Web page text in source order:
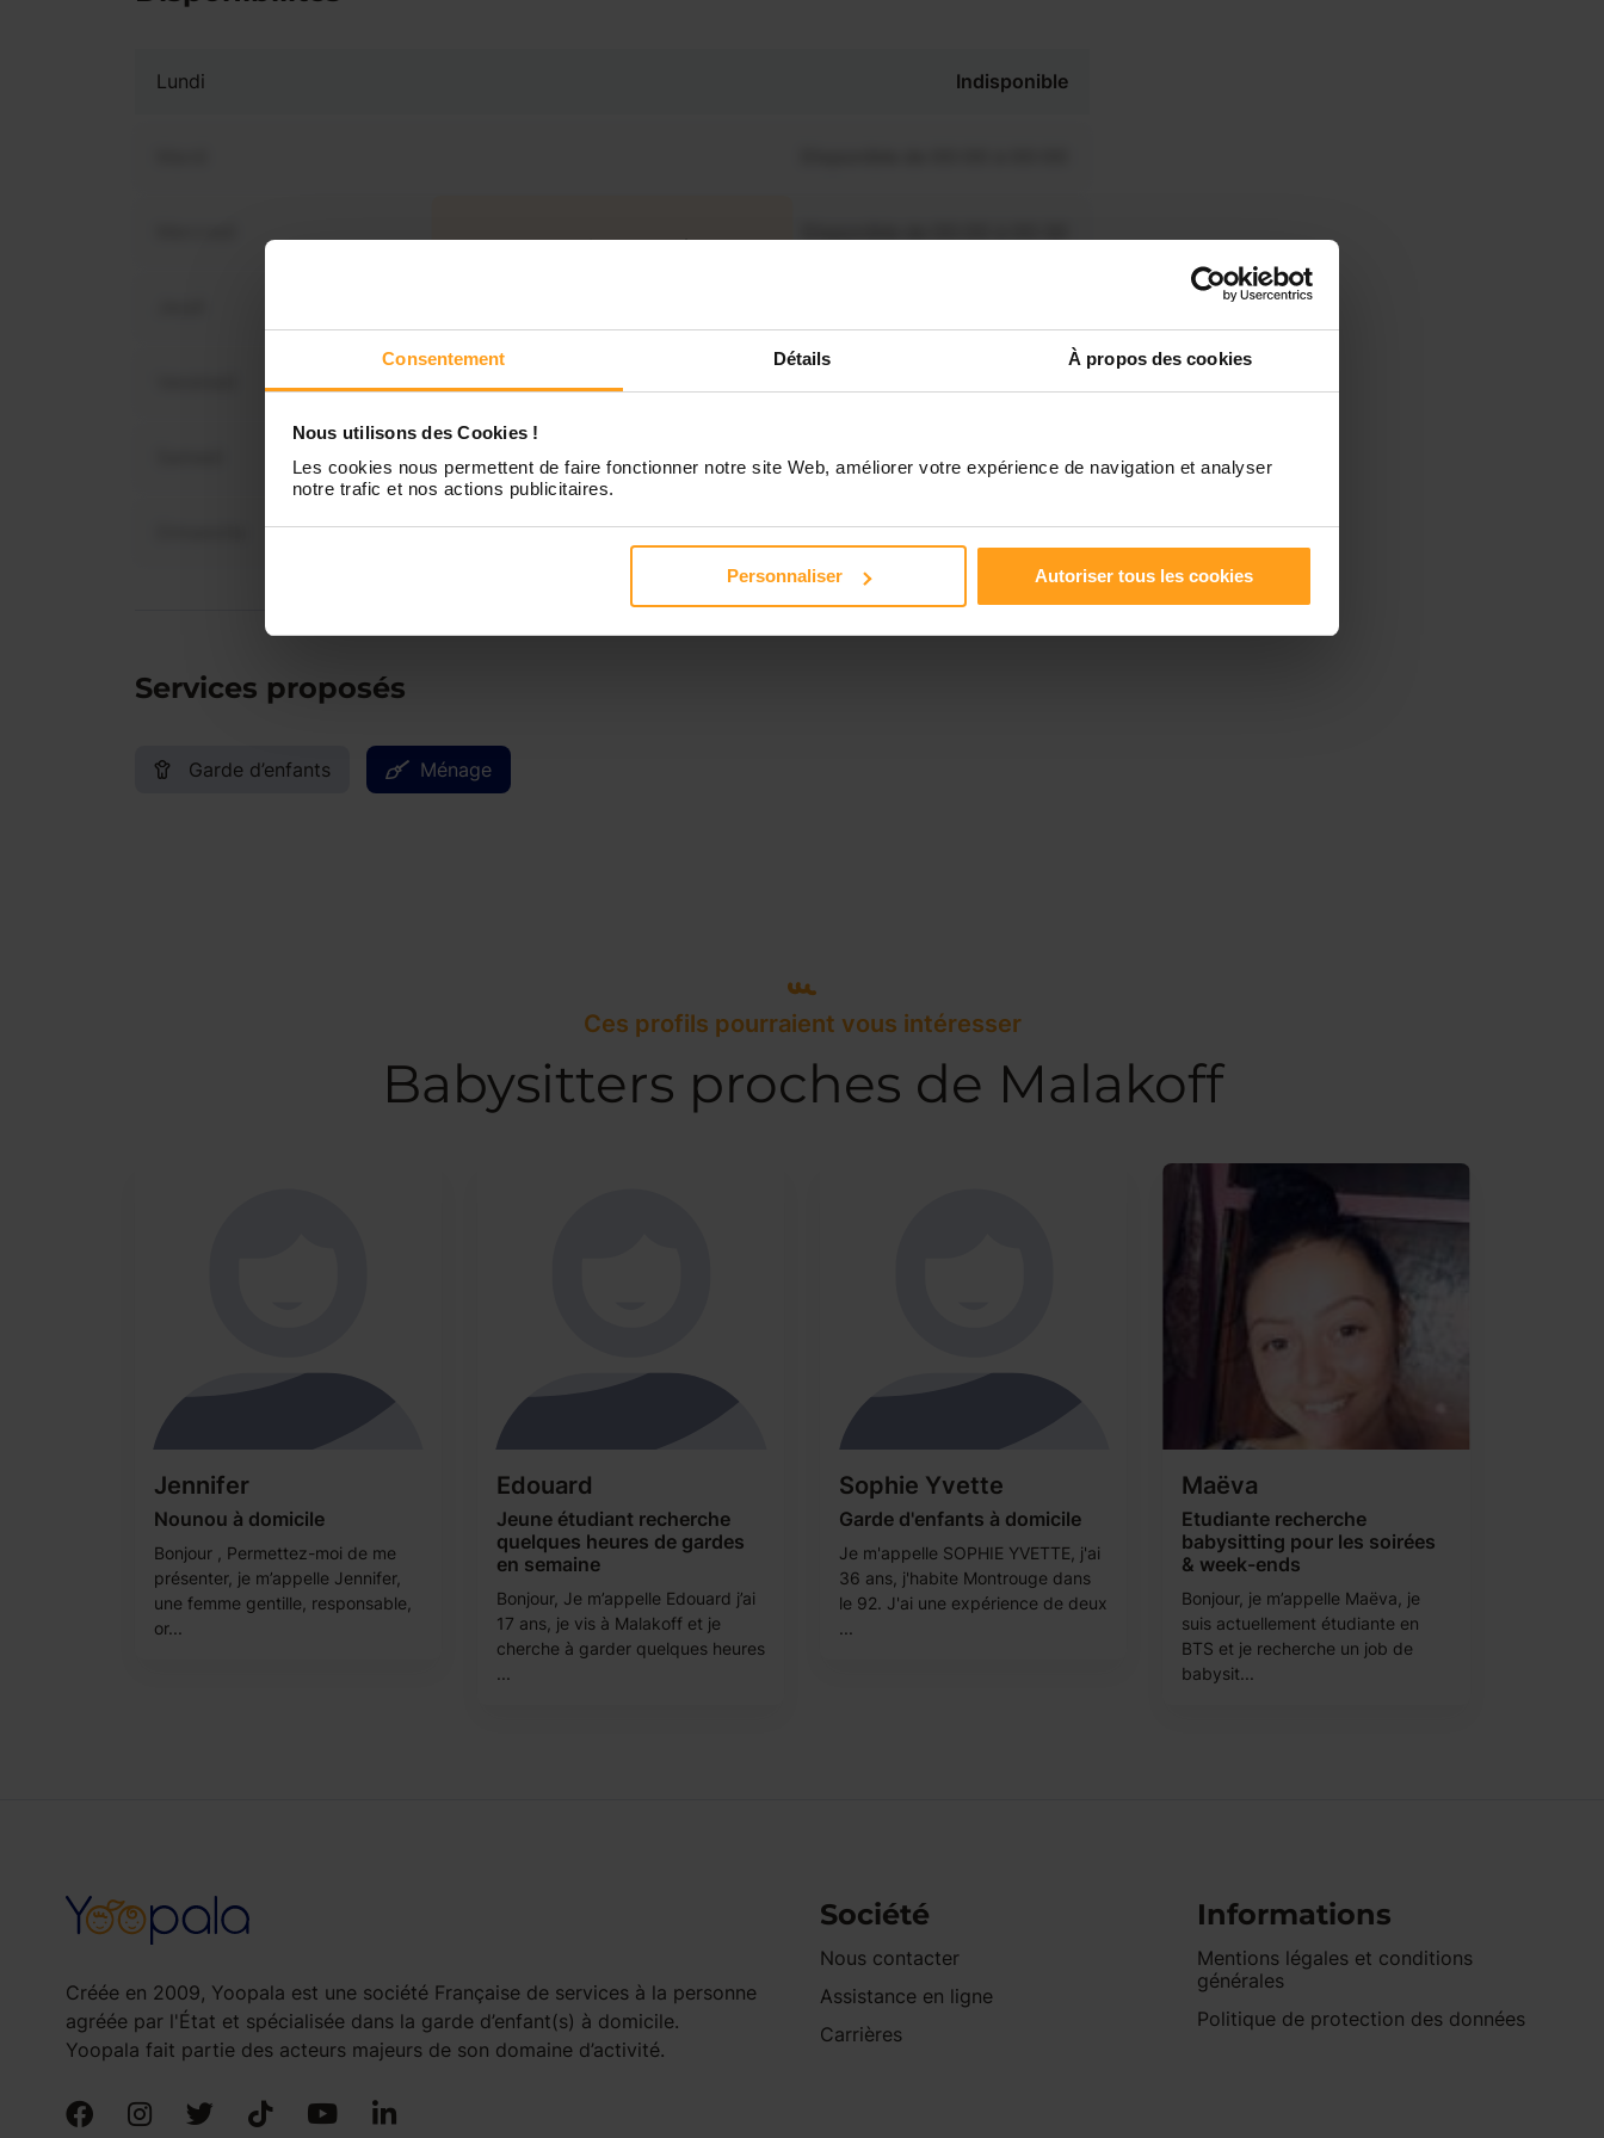
Consentement Détails À propos des cookies
Nous utilisons des Cookies !
Les cookies nous permettent de faire fonctionner notre site Web, améliorer votre expérience de navigation et analyser
notre trafic et nos actions publicitaires.
Personnaliser Autoriser tous les cookies
Lundi Indisponible
Disponible de 00:00 à 00:00
Disponible de 00:00 à 00:00
Vous souhaitez connaître les
Services proposés
Garde d’enfants Ménage
Ces profils pourraient vous intéresser
Babysitters proches de Malakoff
Jennifer
Nounou à domicile
Bonjour , Permettez-moi de me
présenter, je m’appelle Jennifer,
une femme gentille, responsable,
or...
Edouard
Jeune étudiant recherche
quelques heures de gardes
en semaine
Bonjour, Je m’appelle Edouard j’ai
17 ans, je vis à Malakoff et je
cherche à garder quelques heures
...
Sophie Yvette
Garde d'enfants à domicile
Je m'appelle SOPHIE YVETTE, j'ai
36 ans, j'habite Montrouge dans
le 92. J'ai une expérience de deux
...
Maëva
Etudiante recherche
babysitting pour les soirées
& week-ends
Bonjour, je m’appelle Maëva, je
suis actuellement étudiante en
BTS et je recherche un job de
babysit...
Créée en 2009, Yoopala est une société Française de services à la personne
agréée par l'État et spécialisée dans la garde d’enfant(s) à domicile.
Yoopala fait partie des acteurs majeurs de son domaine d’activité.
Société
Nous contacter
Assistance en ligne
Carrières
Informations
Mentions légales et conditions
générales
Politique de protection des données